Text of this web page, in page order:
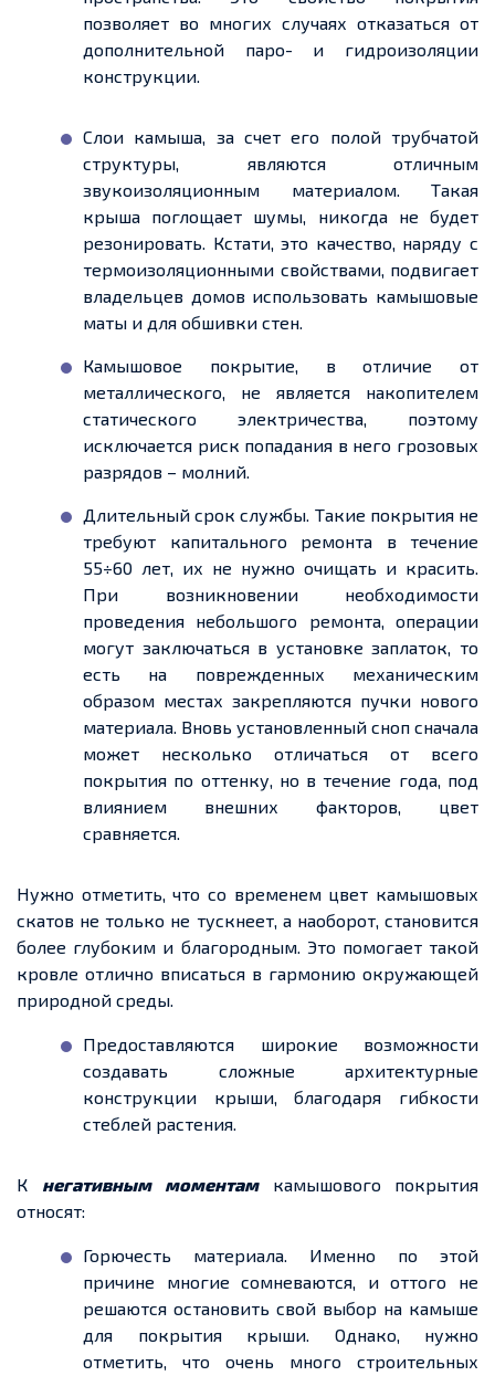
позволяет во многих случаях отказаться от
дополнительной паро- и гидроизоляции
конструкции.
Слои камыша, за счет его полой трубчатой
структуры, являются отличным
звукоизоляционным материалом. Такая
крыша поглощает шумы, никогда не будет
резонировать. Кстати, это качество, наряду с
термоизоляционными свойствами, подвигает
владельцев домов использовать камышовые
маты и для обшивки стен.
Камышовое покрытие, в отличие от
металлического, не является накопителем
статического электричества, поэтому
исключается риск попадания в него грозовых
разрядов – молний.
Длительный срок службы. Такие покрытия не
требуют капитального ремонта в течение
55÷60 лет, их не нужно очищать и красить.
При возникновении необходимости
проведения небольшого ремонта, операции
могут заключаться в установке заплаток, то
есть на поврежденных механическим
образом местах закрепляются пучки нового
материала. Вновь установленный сноп сначала
может несколько отличаться от всего
покрытия по оттенку, но в течение года, под
влиянием внешних факторов, цвет
сравняется.
Нужно отметить, что со временем цвет камышовых
скатов не только не тускнеет, анаоборот, становится
более глубоким и благородным. Это помогает такой
кровле отлично вписаться в гармонию окружающей
природной среды.
Предоставляются широкие возможности
создавать сложные архитектурные
конструкции крыши, благодаря гибкости
стеблей растения.
К негативным моментамкамышового покрытия
относят:
Горючесть материала. Именно по этой
причине многие сомневаются, и оттого не
решаются остановить свой выбор на камыше
для покрытия крыши. Однако, нужно
отметить, что очень много строительных